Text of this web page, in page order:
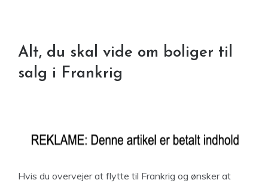
Alt, du skal vide om boliger til
salg i Frankrig
Hvis du overvejer at flytte til Frankrig og ønsker at